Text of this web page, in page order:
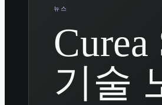
뉴스
Curea
기술